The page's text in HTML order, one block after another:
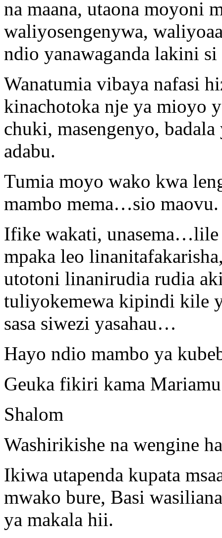
na maana, utaona moyoni
waliyosengenywa,
ndio yanawaganda lakini
Wanatumia vibaya nafasi
kinachotoka nje ya mioyo
chuki, masengenyo,
adabu.
Tumia moyo wako kwa
mambo mema…sio maovu.
Ifike wakati,
mpaka leo
utotoni linanirudia rudia
tuliyokemewa kipindi kile
sasa siwezi yasahau…
Hayo ndio mambo ya
Geuka fikiri kama
Shalom
Washirikishe na wengine
Ikiwa utapenda kupata
mwako bure, Basi
ya makala hii.